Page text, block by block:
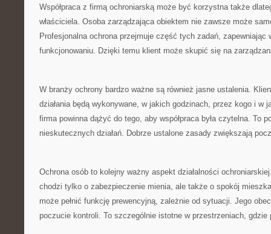
Współpraca z firmą ochroniarską może być korzystna także
właściciela. Osoba zarządzająca obiektem nie zawsze może
Profesjonalna ochrona przejmuje część tych zadań, zapewniając
funkcjonowaniu. Dzięki temu klient może skupić się na
W branży ochrony bardzo ważne są również jasne ustalenia.
działania będą wykonywane, w jakich godzinach, przez kogo i w
firma powinna dążyć do tego, aby współpraca była czytelna. To
nieskutecznych działań. Dobrze ustalone zasady zwiększają
Ochrona osób to kolejny ważny aspekt działalności
chodzi tylko o zabezpieczenie mienia, ale także o spokój
może pełnić funkcję prewencyjną, zależnie od sytuacji. Jego
poczucie kontroli. To szczególnie istotne w przestrzeniach, gdzie